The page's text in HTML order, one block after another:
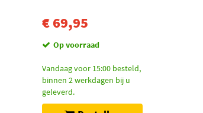
€ 69,95
Op voorraad
Vandaag voor 15:00 besteld,
binnen 2 werkdagen bij u
geleverd.